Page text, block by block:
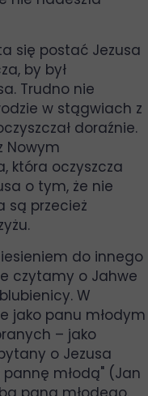
się postać Jezusa
by był
Trudno nie
w stągwiach z
doraźnie.
Nowym
która oczyszcza
o tym, że nie
są przecież
do innego
czytamy o Jahwe
W
jako panu młodym
– jako
o Jezusa
pannę młodą" (Jan